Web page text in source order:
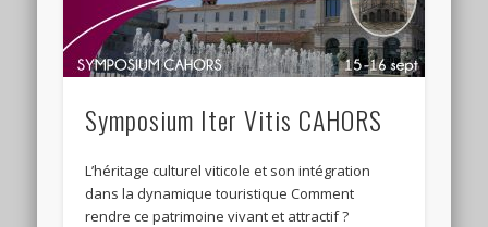
Symposium Iter Vitis CAHORS
L’héritage culturel viticole et son intégration
dans la dynamique touristique Comment
rendre ce patrimoine vivant et attractif ?